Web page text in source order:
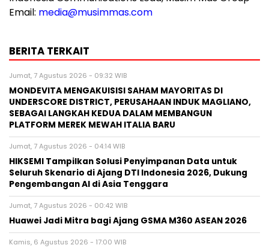
Email: media@musimmas.com
BERITA TERKAIT
Jumat, 7 Agustus 2026 - 09:32 WIB
MONDEVITA MENGAKUISISI SAHAM MAYORITAS DI
UNDERSCORE DISTRICT, PERUSAHAAN INDUK MAGLIANO,
SEBAGAI LANGKAH KEDUA DALAM MEMBANGUN
PLATFORM MEREK MEWAH ITALIA BARU
Jumat, 7 Agustus 2026 - 04:14 WIB
HIKSEMI Tampilkan Solusi Penyimpanan Data untuk
Seluruh Skenario di Ajang DTI Indonesia 2026, Dukung
Pengembangan AI di Asia Tenggara
Jumat, 7 Agustus 2026 - 00:42 WIB
Huawei Jadi Mitra bagi Ajang GSMA M360 ASEAN 2026
Kamis, 6 Agustus 2026 - 17:00 WIB